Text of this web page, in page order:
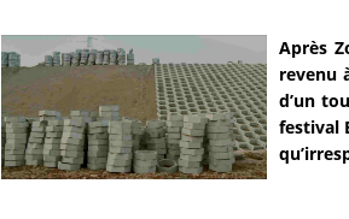
Après
revenu
d’un
festival